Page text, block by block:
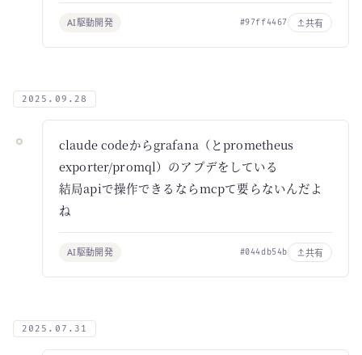
AI駆動開発 #97ff4467 共有
2025.09.28
claude codeからgrafana（とprometheus
exporter/promql）のアプデをしている
結局apiで操作できるならmcpて要らないんだよ
ね
AI駆動開発 #044db54b 共有
2025.07.31